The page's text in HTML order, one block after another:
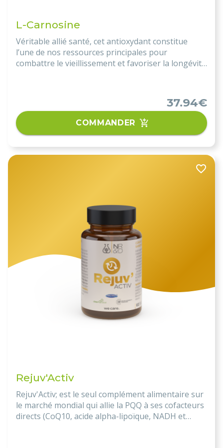
L-Carnosine
Véritable allié santé, cet antioxydant constitue
l’une de nos ressources principales pour
combattre le vieillissement et favoriser la longévité
37.94€
COMMANDER
Rejuv'Activ
Rejuv'Activ; est le seul complément alimentaire sur
le marché mondial qui allie la PQQ à ses cofacteurs
directs (CoQ10, acide alpha-lipoïque, NADH et